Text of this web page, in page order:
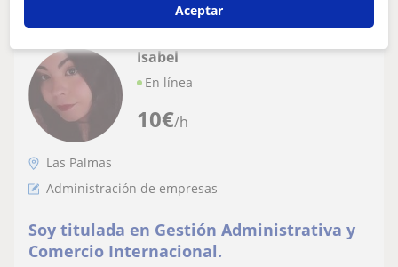
10€/h
Isabel
En línea
Las Palmas
Administración de empresas
Soy titulada en Gestión Administrativa y
Comercio Internacional.
Aceptar